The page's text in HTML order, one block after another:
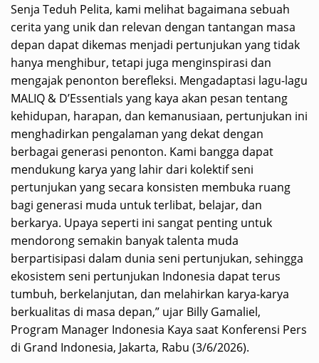
Senja Teduh Pelita, kami melihat bagaimana sebuah
cerita yang unik dan relevan dengan tantangan masa
depan dapat dikemas menjadi pertunjukan yang tidak
hanya menghibur, tetapi juga menginspirasi dan
mengajak penonton berefleksi. Mengadaptasi lagu-lagu
MALIQ & D’Essentials yang kaya akan pesan tentang
kehidupan, harapan, dan kemanusiaan, pertunjukan ini
menghadirkan pengalaman yang dekat dengan
berbagai generasi penonton. Kami bangga dapat
mendukung karya yang lahir dari kolektif seni
pertunjukan yang secara konsisten membuka ruang
bagi generasi muda untuk terlibat, belajar, dan
berkarya. Upaya seperti ini sangat penting untuk
mendorong semakin banyak talenta muda
berpartisipasi dalam dunia seni pertunjukan, sehingga
ekosistem seni pertunjukan Indonesia dapat terus
tumbuh, berkelanjutan, dan melahirkan karya-karya
berkualitas di masa depan,” ujar Billy Gamaliel,
Program Manager Indonesia Kaya saat Konferensi Pers
di Grand Indonesia, Jakarta, Rabu (3/6/2026).